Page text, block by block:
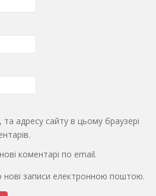
адресу сайту в цьому браузері
коментарі по email.
нові записи електронною поштою.